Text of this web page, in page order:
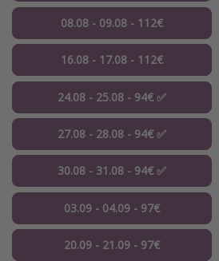
08.08 - 09.08 - 112€
16.08 - 17.08 - 112€
24.08 - 25.08 - 94€ ✅
27.08 - 28.08 - 94€ ✅
30.08 - 31.08 - 94€ ✅
03.09 - 04.09 - 97€
20.09 - 21.09 - 97€